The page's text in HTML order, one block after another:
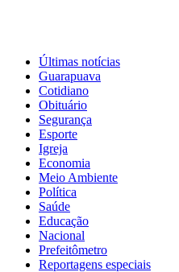
Últimas notícias
Guarapuava
Cotidiano
Obituário
Segurança
Esporte
Igreja
Economia
Meio Ambiente
Política
Saúde
Educação
Nacional
Prefeitômetro
Reportagens especiais